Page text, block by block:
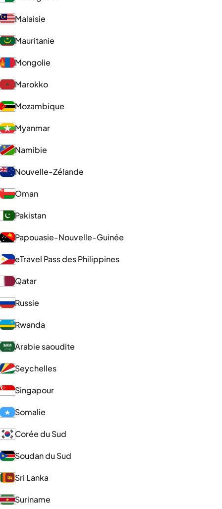
Malaisie
Mauritanie
Mongolie
Marokko
Mozambique
Myanmar
Namibie
Nouvelle-Zélande
Oman
Pakistan
Papouasie-Nouvelle-Guinée
eTravel Pass des Philippines
Qatar
Russie
Rwanda
Arabie saoudite
Seychelles
Singapour
Somalie
Corée du Sud
Soudan du Sud
Sri Lanka
Suriname